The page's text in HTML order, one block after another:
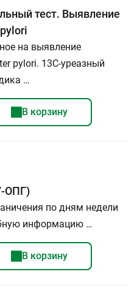
тест. Выявление
на выявление
pylori. 13С-уреазный
…
В корзину
ОПГ)
по дням недели
информацию …
В корзину